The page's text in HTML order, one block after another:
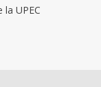
UPEC